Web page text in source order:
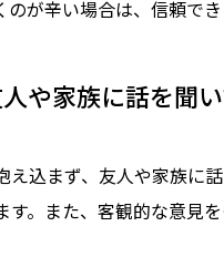
のが辛い場合は、信頼で
や家族に話を聞
え込まず、友人や家族に
す。また、客観的な意見